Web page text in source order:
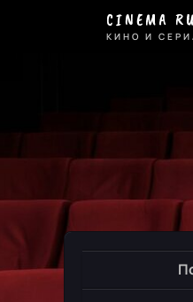
CINEMA
КИНО И